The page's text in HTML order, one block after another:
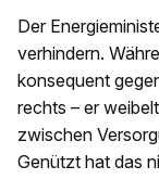
Der
verhindern.
konsequent
rechts – er
zwischen
Genützt hat das